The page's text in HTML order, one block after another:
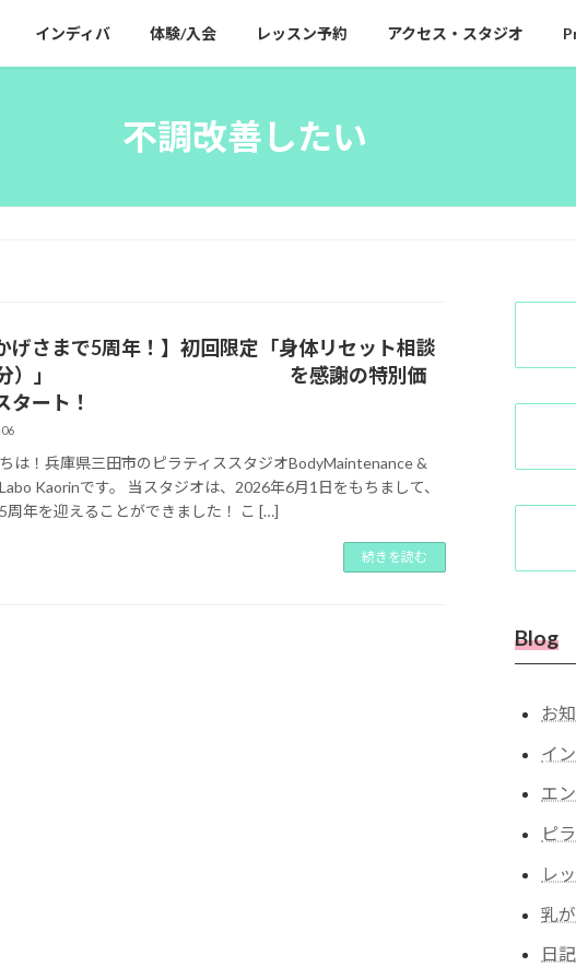
インディバ 体験/入会 レッスン予約 アクセス・スタジオ
不調改善したい
げさまで5周年！】初回限定「身体リセット相談
分）」 を感謝の特別価
タート！
は！兵庫県三田市のピラティススタジオBodyMaintenance &
Kaorinです。 当スタジオは、2026年6月1日をもちまして、
周年を迎えることができました！ こ […]
続きを読む
Blog
お
イ
エ
ピ
レ
乳
日記